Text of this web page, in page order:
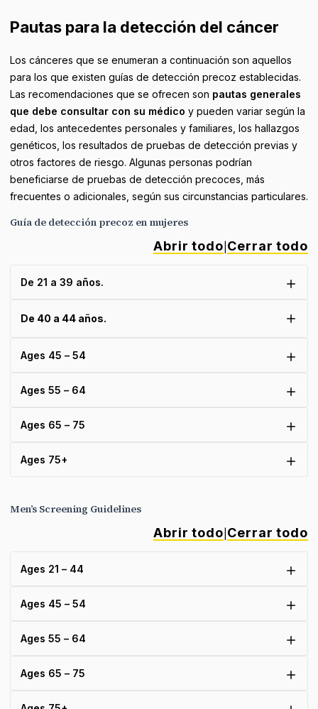
Pautas para la detección del cáncer
Los cánceres que se enumeran a continuación son aquellos
para los que existen guías de detección precoz establecidas.
Las recomendaciones que se ofrecen son pautas generales
que debe consultar con su médico y pueden variar según la
edad, los antecedentes personales y familiares, los hallazgos
genéticos, los resultados de pruebas de detección previas y
otros factores de riesgo. Algunas personas podrían
beneficiarse de pruebas de detección precoces, más
frecuentes o adicionales, según sus circunstancias particulares.
Guía de detección precoz en mujeres
Abrir todo Cerrar todo
De 21 a 39 años.
De 40 a 44 años.
Ages 45 – 54
Ages 55 – 64
Ages 65 – 75
Ages 75+
Men’s Screening Guidelines
Abrir todo Cerrar todo
Ages 21 – 44
Ages 45 – 54
Ages 55 – 64
Ages 65 – 75